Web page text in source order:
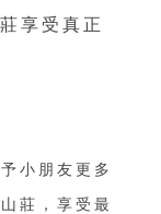
享受真正
小朋友更多
莊，享受最